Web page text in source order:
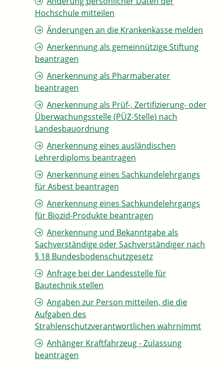
Hochschule mitteilen
Änderungen an die Krankenkasse melden
Anerkennung als gemeinnützige Stiftung
beantragen
Anerkennung als Pharmaberater
beantragen
Anerkennung als Prüf-, Zertifizierung- oder
Überwachungsstelle (PÜZ-Stelle) nach
Landesbauordnung
Anerkennung eines ausländischen
Lehrerdiploms beantragen
Anerkennung eines Sachkundelehrgangs
für Asbest beantragen
Anerkennung eines Sachkundelehrgangs
für Biozid-Produkte beantragen
Anerkennung und Bekanntgabe als
Sachverständige oder Sachverständiger nach
§ 18 Bundesbodenschutzgesetz
Anfrage bei der Landesstelle für
Bautechnik stellen
Angaben zur Person mitteilen, die die
Aufgaben des
Strahlenschutzverantwortlichen wahrnimmt
Anhänger Kraftfahrzeug - Zulassung
beantragen